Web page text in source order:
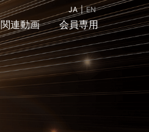
JA EN
アクセスマップ
関連動画 会員専用